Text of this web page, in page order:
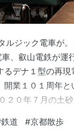
ルジック電車が
、叡山電鉄が運
るデナ１型の再現
業１０１周年と
２０年７月の土
西日本豪雨なん
鉄道 #京都散歩